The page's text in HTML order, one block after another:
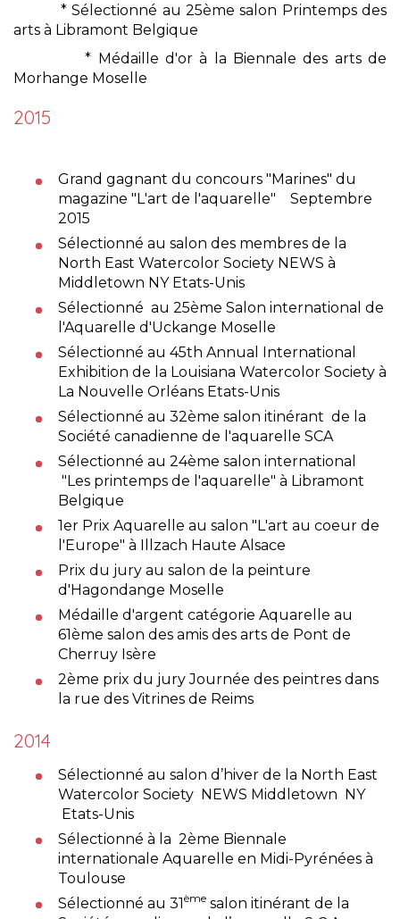
* Sélectionné au 25ème salon Printemps des
arts à Libramont Belgique
* Médaille d'or à la Biennale des arts de
Morhange Moselle
2015
Grand gagnant du concours "Marines" du
magazine "L'art de l'aquarelle" Septembre
2015
Sélectionné au salon des membres de la
North East Watercolor Society NEWS à
Middletown NY Etats-Unis
Sélectionné au 25ème Salon international de
l'Aquarelle d'Uckange Moselle
Sélectionné au 45th Annual International
Exhibition de la Louisiana Watercolor Society à
La Nouvelle Orléans Etats-Unis
Sélectionné au 32ème salon itinérant de la
Société canadienne de l'aquarelle SCA
Sélectionné au 24ème salon international
"Les printemps de l'aquarelle" à Libramont
Belgique
1er Prix Aquarelle au salon "L'art au coeur de
l'Europe" à Illzach Haute Alsace
Prix du jury au salon de la peinture
d'Hagondange Moselle
Médaille d'argent catégorie Aquarelle au
61ème salon des amis des arts de Pont de
Cherruy Isère
2ème prix du jury Journée des peintres dans
la rue des Vitrines de Reims
2014
Sélectionné au salon d’hiver de la North East
Watercolor Society NEWS Middletown NY
Etats-Unis
Sélectionné à la 2ème Biennale
internationale Aquarelle en Midi-Pyrénées à
Toulouse
Sélectionné au 31ème salon itinérant de la